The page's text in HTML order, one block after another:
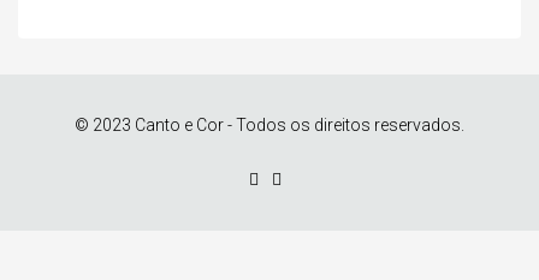
© 2023 Canto e Cor - Todos os direitos reservados.